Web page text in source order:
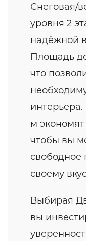
Снеговая/
уровня 2
надёжной
Площадь
что
м экономят
чтобы вы
свободное
своему
Выбирая
вы